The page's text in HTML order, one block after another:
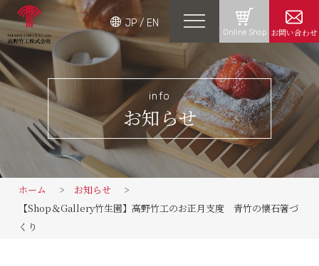
お問い合わせ
Online Shop
JP/ EN
info
お知らせ
ホーム
お知らせ
【Shop＆Gallery竹生園】高野竹工のお正月支度 青竹の懐石箸づ
くり